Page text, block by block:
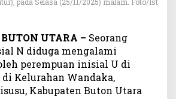
d
i
B
u
t
o
pada Selasa (25/11/2025) malam. Foto/Ist
UTARA – Seorang
N diduga mengalami
perempuan inisial U di
di Kelurahan Wandaka,
Kabupaten Buton Utara